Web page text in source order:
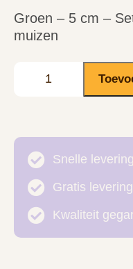
Groen – 5 cm –
muizen
Snelle levering
Gratis
Kwaliteit